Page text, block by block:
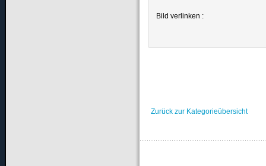
Bild verlinken :
Zurück zur Kategorieübersicht